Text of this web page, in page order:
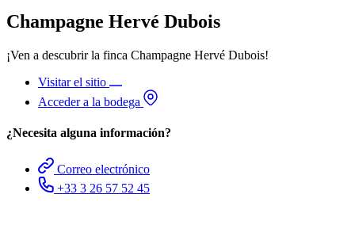
Champagne Hervé Dubois
¡Ven a descubrir la finca Champagne Hervé Dubois!
Visitar el sitio
Acceder a la bodega
¿Necesita alguna información?
Correo electrónico
+33 3 26 57 52 45